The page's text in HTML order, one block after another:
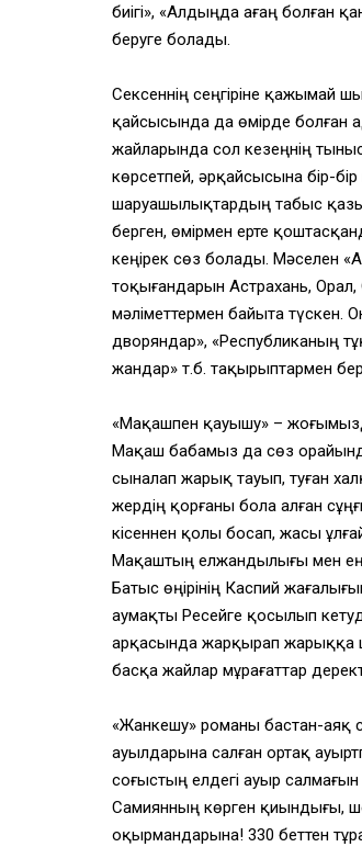
биігі», «Алдыңда ағаң болған
беруге болады.
Сексеннің сеңгіріне
қайсысында да өмірде болған
жайларында сол кезеңнің
көрсетпей, әрқайсысына бір-
шаруашылықтардың табыс
берген, өмірмен ерте
кеңірек сөз болады. Мәселен
тоқығандарын Астрахань,
мәліметтермен байыта
дворяндар», «Республиканың
жандар» т.б. тақырыптармен
«Мақашпен қауышу» –
Мақаш бабамыз да сөз
сыналап жарық тауып, туған
жердің қорғаны бола алған
кісеннен қолы босап, жасы
Мақаштың елжандылығы мен
Батыс өңірінің Каспий
аумақты Ресейге қосылып
арқасында жарқырап жарыққа
басқа жайлар мұрағаттар
«Жанкешу» романы бастан-аяқ
ауылдарына салған ортақ
соғыстың елдегі ауыр
Самиянның көрген қиындығы,
оқырмандарына! 330 беттен